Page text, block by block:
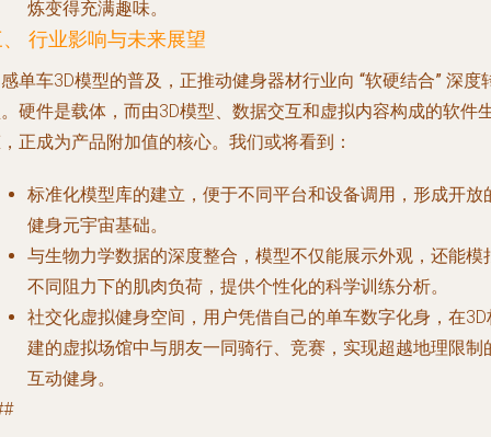
炼变得充满趣味。
行业影响与未来展望
单车3D模型的普及，正推动健身器材行业向 “软硬结合” 深度
硬件是载体，而由3D模型、数据交互和虚拟内容构成的软件
正成为产品附加值的核心。我们或将看到：
标准化模型库的建立 ，便于不同平台和设备调用，形成开放
健身元宇宙基础。
与生物力学数据的深度整合 ，模型不仅能展示外观，还能模
不同阻力下的肌肉负荷，提供个性化的科学训练分析。
社交化虚拟健身空间 ，用户凭借自己的单车数字化身，在3D
建的虚拟场馆中与朋友一同骑行、竞赛，实现超越地理限制
互动健身。